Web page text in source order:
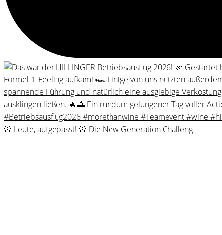
🚨 Leute, aufgepasst! 🚨 Die New Generation Challeng